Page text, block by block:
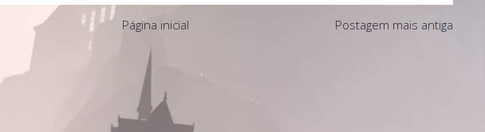
Postagem mais antiga
Página inicial